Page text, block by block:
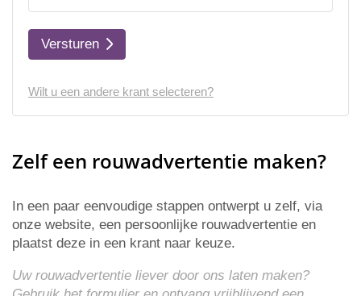
Versturen
Wilt u een andere krant selecteren?
Zelf een rouwadvertentie maken?
In een paar eenvoudige stappen ontwerpt u zelf, via
onze website, een persoonlijke rouwadvertentie en
plaatst deze in een krant naar keuze.
Uw rouwadvertentie liever door ons laten maken?